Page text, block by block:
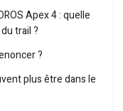
Apex 4 : quelle
trail ?
?
plus être dans le